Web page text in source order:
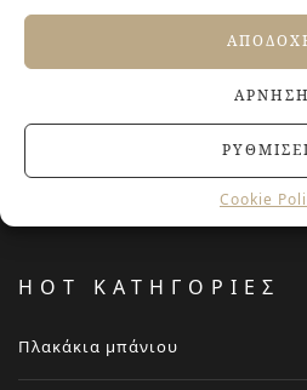
ΆΡΝΗΣΗ
Cookie
χώρους
Αντιολισθητικά
γνωρίζετε πριν την αγορά
Jacuzzi στο Σπίτι: Τα
ευεξία
20 ΙΟΥΝΊΟΥ, 2026
HOT ΚΑΤΗΓΟΡΙΕΣ
Πλακάκια μπάνιου